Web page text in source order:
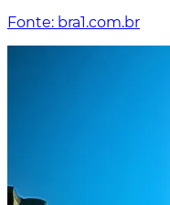
Fonte: bra1.com.br